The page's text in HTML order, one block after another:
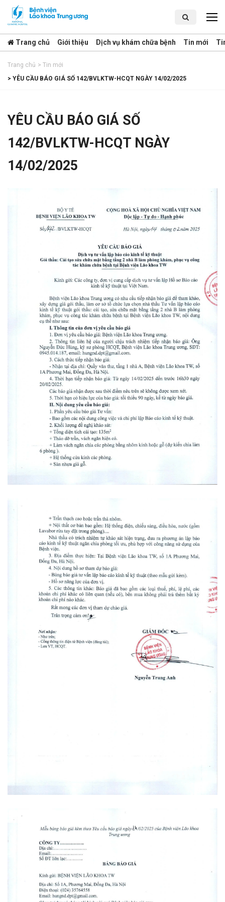
Trang chủ Giới thiệu Dịch vụ khám chữa bệnh Tin mới
Trang chủ > Tin mới
> YÊU CẦU BÁO GIÁ SỐ 142/BVLKTW-HCQT NGÀY 14/02/2025
YÊU CẦU BÁO GIÁ SỐ
142/BVLKTW-HCQT NGÀY
14/02/2025